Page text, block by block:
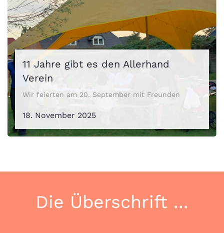
11 Jahre gibt es den Allerhand
Verein
Wir feierten am 20. September mit Freunden
18. November 2025
Die Überschrift ...